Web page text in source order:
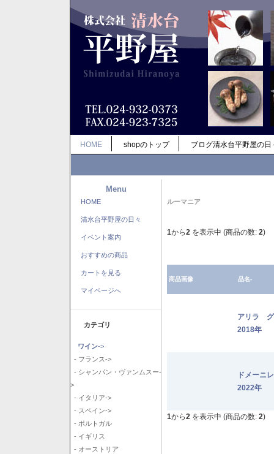
HOME shopのトップ ブログ清水台平野屋の日
Menu
HOME
清水台平野屋の日々
イベント案内
おすすめの商品
カートを見る
マイページへ
カテゴリ
ワイン->
- フランス->
- シャンパン・ヴァンムスー-
>
- イタリア->
- スペイン->
- ポルトガル
- イギリス
- オーストリア
ルーマニア
1から2 を表示中 (商品の数: 2)
商品画像 品名-
アリラ
2018年
ドメー
2022年
1から2 を表示中 (商品の数: 2)